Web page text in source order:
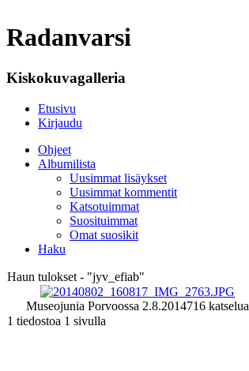
Radanvarsi
Kiskokuvagalleria
Etusivu
Kirjaudu
Ohjeet
Albumilista
Uusimmat lisäykset
Uusimmat kommentit
Katsotuimmat
Suosituimmat
Omat suosikit
Haku
Haun tulokset - "jyv_efiab"
Museojunia Porvoossa 2.8.2014716 katselua
1 tiedostoa 1 sivulla